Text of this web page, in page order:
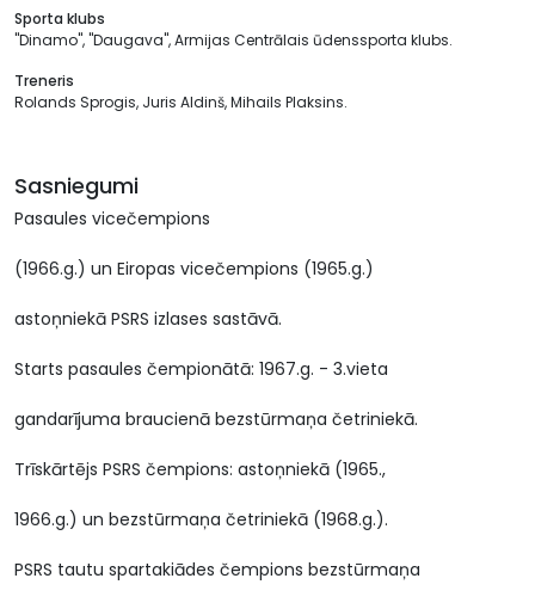
Sporta klubs
"Dinamo", "Daugava", Armijas Centrālais ūdenssporta klubs.
Treneris
Rolands Sprogis, Juris Aldinš, Mihails Plaksins.
Sasniegumi
Pasaules vicečempions
(1966.g.) un Eiropas vicečempions (1965.g.)
astoņniekā PSRS izlases sastāvā.
Starts pasaules čempionātā: 1967.g. - 3.vieta
gandarījuma braucienā bezstūrmaņa četriniekā.
Trīskārtējs PSRS čempions: astoņniekā (1965.,
1966.g.) un bezstūrmaņa četriniekā (1968.g.).
PSRS tautu spartakiādes čempions bezstūrmaņa